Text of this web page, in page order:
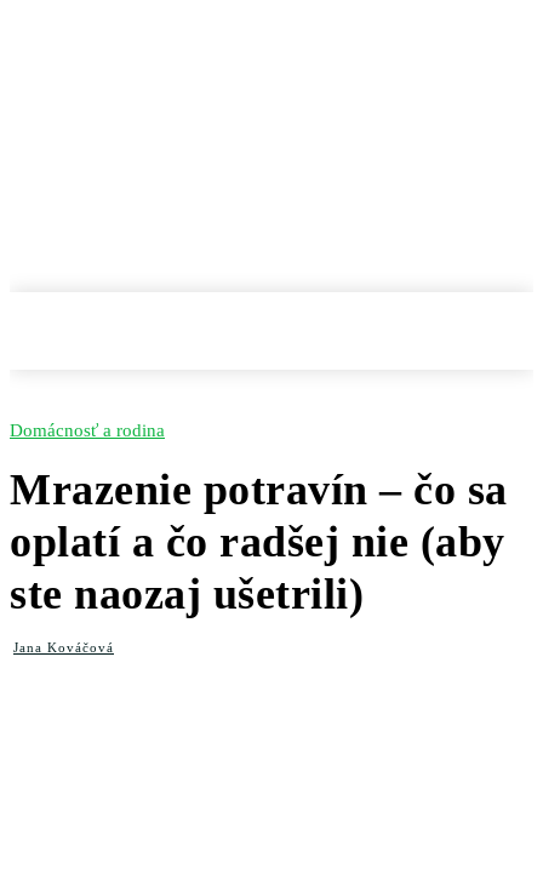
Domácnosť a rodina
Mrazenie potravín – čo sa
oplatí a čo radšej nie (aby
ste naozaj ušetrili)
Jana Kováčová